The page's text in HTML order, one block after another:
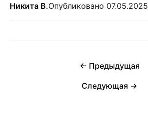
Никита В.Опубликовано 07.05.2025
← Предыдущая
Следующая →